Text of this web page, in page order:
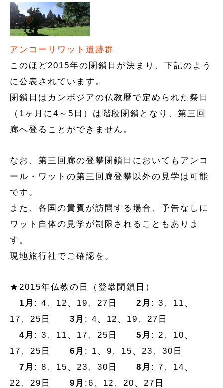
アンコーリワット遺跡群
このほど2015年の閉鎖日が決まり、下記のよう
に公表されています。
閉鎖日はカンボジアの仏教暦で定められた祭日
（1ヶ月に4～5日）は階段閉鎖となり、第三回
廊へ登ることができません。
なお、第三回廊の登攀閉鎖日においてもアンコ
ール・ワットの第三回廊登攀以外の見学は可能
です。
また、各国の貴賓が訪問する場合、予告なしに
ワット自体の見学が制限されることもありま
す。
現地旅行社でご確認を。
★2015年仏教の日（登攀閉鎖日）
1月 : 4、12、19、27日 2月 : 3、11、
17、25日 3月 : 4、12、19、27日
4月 : 3、11、17、25日 5月 : 2、10、
17、25日 6月 : 1、9、15、23、30日
7月 : 8、15、23、30日 8月 : 7、14、
22、29日 9月 :6、12、20、27日